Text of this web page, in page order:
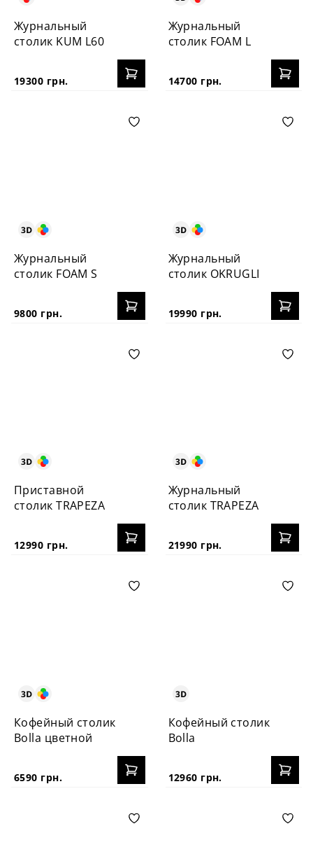
Журнальный
столик KUM L60
19300 грн.
Журнальный
столик FOAM L
14700 грн.
Журнальный
столик FOAM S
9800 грн.
Журнальный
столик OKRUGLI
19990 грн.
Приставной
столик TRAPEZA
12990 грн.
Журнальный
столик TRAPEZA
21990 грн.
Кофейный столик
Bolla цветной
6590 грн.
Кофейный столик
Bolla
12960 грн.